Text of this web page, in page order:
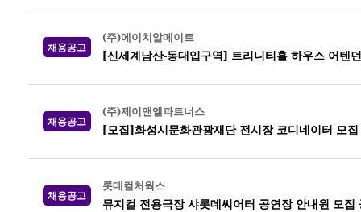
채용공고
(주)에이치알메이트
[신세계남산-동대입구역] 트리니티홀 하우스 어텐
채용공고
(주)제이앤엘파트너스
[모집]화성시문화관광재단 전시장 코디네이터 모집
채용공고
롯데컬처웍스
뮤지컬 전용극장 샤롯데씨어터 공연장 안내원 모